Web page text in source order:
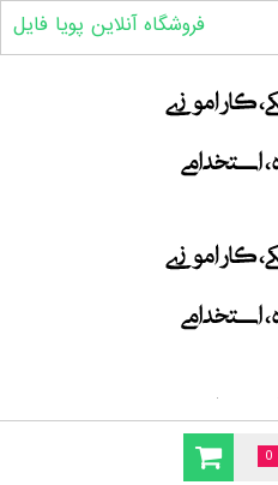
0
فروشگاه آنلاین پویا فایل